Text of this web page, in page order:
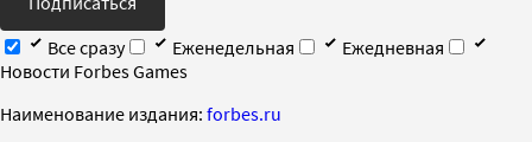
Все сразу
Еженедельная
Ежедневная
Новости Forbes Games
Наименование издания: forbes.ru